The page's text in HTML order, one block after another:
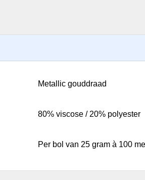
Metallic gouddraad
80% viscose / 20% polyester
Per bol van 25 gram à 100